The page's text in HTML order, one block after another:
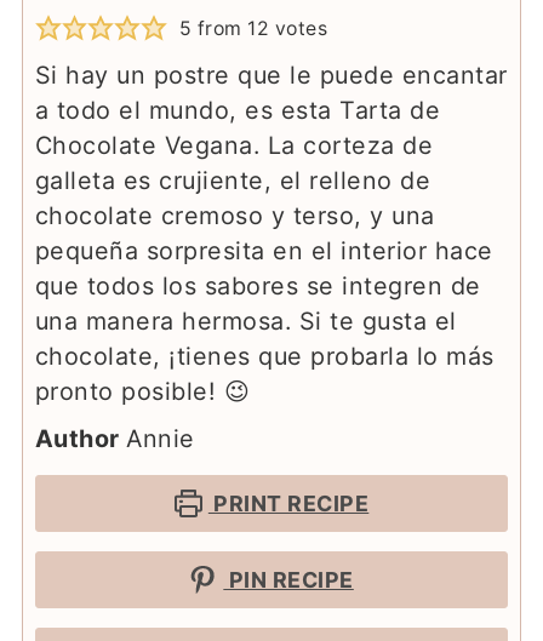
5 from 12 votes
Si hay un postre que le puede encantar
a todo el mundo, es esta Tarta de
Chocolate Vegana. La corteza de
galleta es crujiente, el relleno de
chocolate cremoso y terso, y una
pequeña sorpresita en el interior hace
que todos los sabores se integren de
una manera hermosa. Si te gusta el
chocolate, ¡tienes que probarla lo más
pronto posible! 😉
AuthorAnnie
PRINT RECIPE
PIN RECIPE